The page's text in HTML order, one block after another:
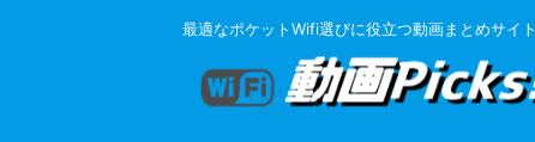
最適なポケットWifi選びに役立つ動画まとめサイト